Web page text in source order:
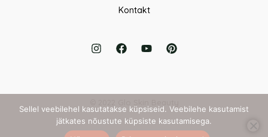
Kontakt
Sellel veebilehel kasutatakse küpsiseid. Veebilehe kasutamist
jätkates nõustute küpsiste kasutamisega.